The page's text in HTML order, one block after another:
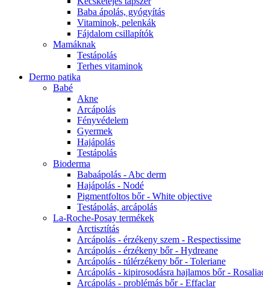
Baba ápolás, gyógyítás
Vitaminok, pelenkák
Fájdalom csillapítók
Mamáknak
Testápolás
Terhes vitaminok
Dermo patika
Babé
Akne
Arcápolás
Fényvédelem
Gyermek
Hajápolás
Testápolás
Bioderma
Babaápolás - Abc derm
Hajápolás - Nodé
Pigmentfoltos bőr - White objective
Testápolás, arcápolás
La-Roche-Posay termékek
Arctisztítás
Arcápolás - érzékeny szem - Respectissime
Arcápolás - érzékeny bőr - Hydreane
Arcápolás - túlérzékeny bőr - Toleriane
Arcápolás - kipirosodásra hajlamos bőr -
Arcápolás - problémás bőr - Effaclar